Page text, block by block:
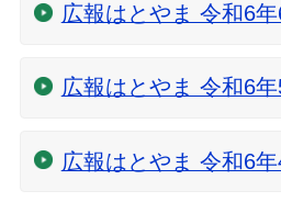
広報はとやま 令和6年
広報はとやま 令和6年
広報はとやま 令和6年